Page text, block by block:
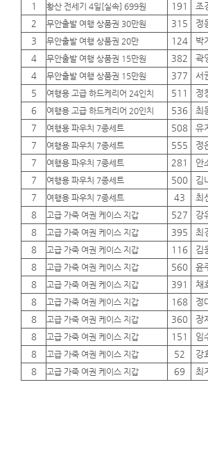
1 황산 전세기 4일[실속] 699원 191 조
2
무안출발 여행 상품권 30만원 315 정
3
무안출발 여행 상품권 20만 124 박
4
무안출발 여행 상품권 15만원 382 곽
4
무안출발 여행 상품권 15만원 377 서
5
여행용 고급 하드케리어 24인치 511 정
6
여행용 고급 하드케리어 20인치 536 최
7
여행용 파우치 7종세트 508 유
7
여행용 파우치 7종세트 555 정
7
여행용 파우치 7종세트 281 안
7
여행용 파우치 7종세트 500 김
7
여행용 파우치 7종세트 43 최
8
고급 가죽 여권 케이스 지갑 527 강
8
고급 가죽 여권 케이스 지갑 395 최
8
고급 가죽 여권 케이스 지갑 116 김
8
고급 가죽 여권 케이스 지갑 560 윤
8
고급 가죽 여권 케이스 지갑 391 채
8
고급 가죽 여권 케이스 지갑 168 정
8
고급 가죽 여권 케이스 지갑 360 장
8
고급 가죽 여권 케이스 지갑 151 임
8
고급 가죽 여권 케이스 지갑 52 강
8
고급 가죽 여권 케이스 지갑 69 최